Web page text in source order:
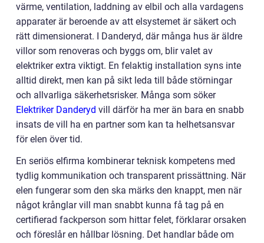
värme, ventilation, laddning av elbil och alla vardagens
apparater är beroende av att elsystemet är säkert och
rätt dimensionerat. I Danderyd, där många hus är äldre
villor som renoveras och byggs om, blir valet av
elektriker extra viktigt. En felaktig installation syns inte
alltid direkt, men kan på sikt leda till både störningar
och allvarliga säkerhetsrisker. Många som söker
Elektriker Danderyd vill därför ha mer än bara en snabb
insats de vill ha en partner som kan ta helhetsansvar
för elen över tid.
En seriös elfirma kombinerar teknisk kompetens med
tydlig kommunikation och transparent prissättning. När
elen fungerar som den ska märks den knappt, men när
något krånglar vill man snabbt kunna få tag på en
certifierad fackperson som hittar felet, förklarar orsaken
och föreslår en hållbar lösning. Det handlar både om